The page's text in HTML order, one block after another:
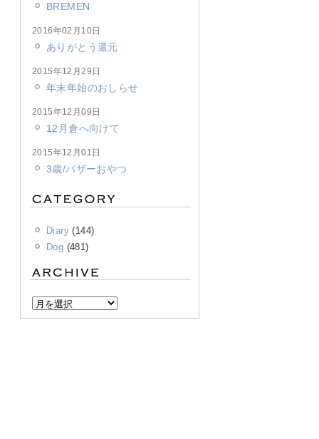
BREMEN
2016年02月10日
ありがとう還元
2015年12月29日
年末年始のおしらせ
2015年12月09日
12月倉へ向けて
2015年12月01日
3歳/バザーおやつ
Diary(144)
Dog (481)